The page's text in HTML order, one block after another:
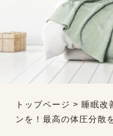
トップページ > 睡眠改
ンを！最高の体圧分散